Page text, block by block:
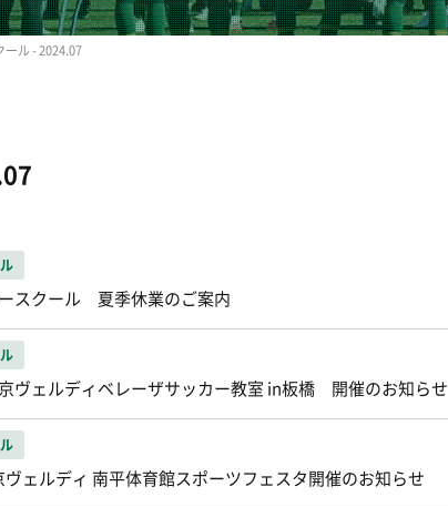
ール - 2024.07
スクール 夏季休業のご案内
ヴェルディベレーザサッカー教室 in板橋 開催のお知らせ
ェルディ 南平体育館スポーツフェスタ開催のお知らせ